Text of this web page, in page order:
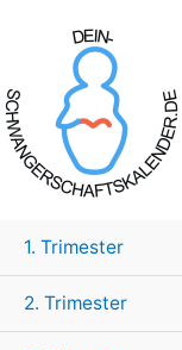
springen
1. Trimester
2. Trimester